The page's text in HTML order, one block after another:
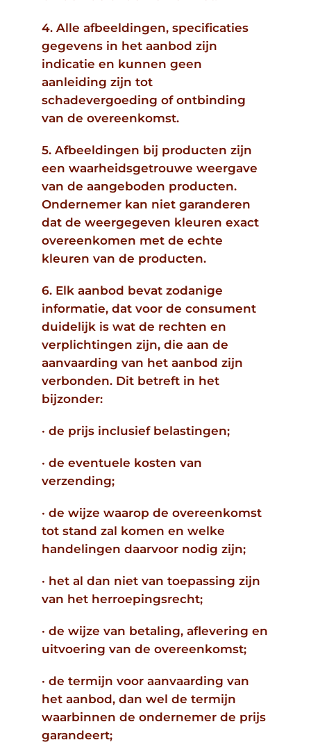
4. Alle afbeeldingen, specificaties
gegevens in het aanbod zijn
indicatie en kunnen geen
aanleiding zijn tot
schadevergoeding of ontbinding
van de overeenkomst.
5. Afbeeldingen bij producten zijn
een waarheidsgetrouwe weergave
van de aangeboden producten.
Ondernemer kan niet garanderen
dat de weergegeven kleuren exact
overeenkomen met de echte
kleuren van de producten.
6. Elk aanbod bevat zodanige
informatie, dat voor de consument
duidelijk is wat de rechten en
verplichtingen zijn, die aan de
aanvaarding van het aanbod zijn
verbonden. Dit betreft in het
bijzonder:
· de prijs inclusief belastingen;
· de eventuele kosten van
verzending;
· de wijze waarop de overeenkomst
tot stand zal komen en welke
handelingen daarvoor nodig zijn;
· het al dan niet van toepassing zijn
van het herroepingsrecht;
· de wijze van betaling, aflevering en
uitvoering van de overeenkomst;
· de termijn voor aanvaarding van
het aanbod, dan wel de termijn
waarbinnen de ondernemer de prijs
garandeert;